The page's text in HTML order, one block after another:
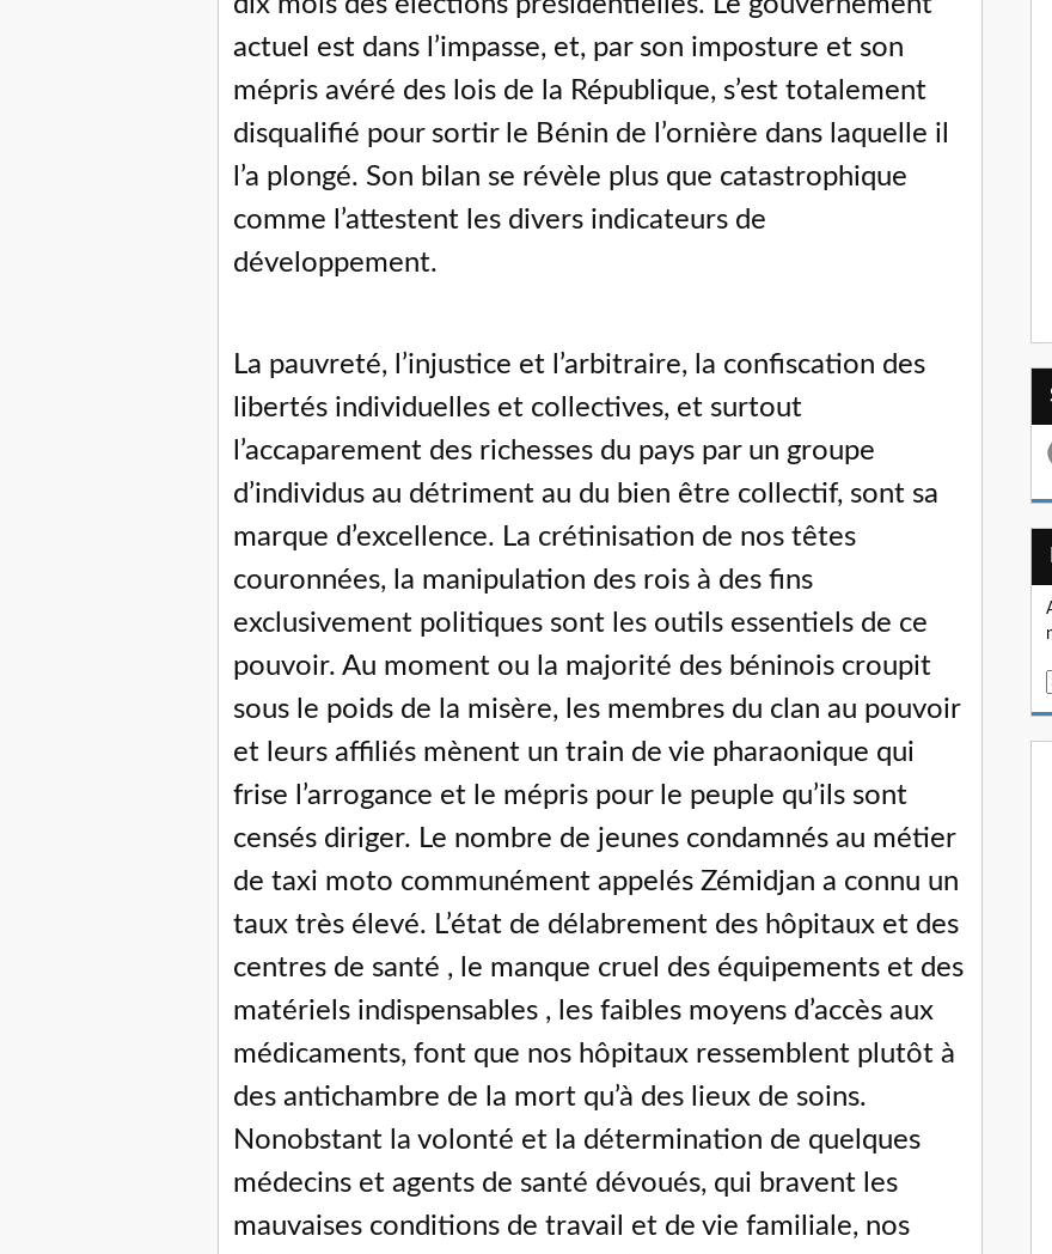
actuel est dans l’impasse, et, par son imposture et son
mépris avéré des lois de la République, s’est totalement
disqualifié pour sortir le Bénin de l’ornière dans laquelle il
l’a plongé. Son bilan se révèle plus que catastrophique
comme l’attestent les divers indicateurs de
développement.
La pauvreté, l’injustice et l’arbitraire, la confiscation des
libertés individuelles et collectives, et surtout
l’accaparement des richesses du pays par un groupe
d’individus au détriment au du bien être collectif, sont sa
marque d’excellence. La crétinisation de nos têtes
couronnées, la manipulation des rois à des fins
exclusivement politiques sont les outils essentiels de ce
pouvoir. Au moment ou la majorité des béninois croupit
sous le poids de la misère, les membres du clan au pouvoir
et leurs affiliés mènent un train de vie pharaonique qui
frise l’arrogance et le mépris pour le peuple qu’ils sont
censés diriger. Le nombre de jeunes condamnés au métier
de taxi moto communément appelés Zémidjan a connu un
taux très élevé. L’état de délabrement des hôpitaux et des
centres de santé , le manque cruel des équipements et des
matériels indispensables , les faibles moyens d’accès aux
médicaments, font que nos hôpitaux ressemblent plutôt à
des antichambre de la mort qu’à des lieux de soins.
Nonobstant la volonté et la détermination de quelques
médecins et agents de santé dévoués, qui bravent les
mauvaises conditions de travail et de vie familiale, nos